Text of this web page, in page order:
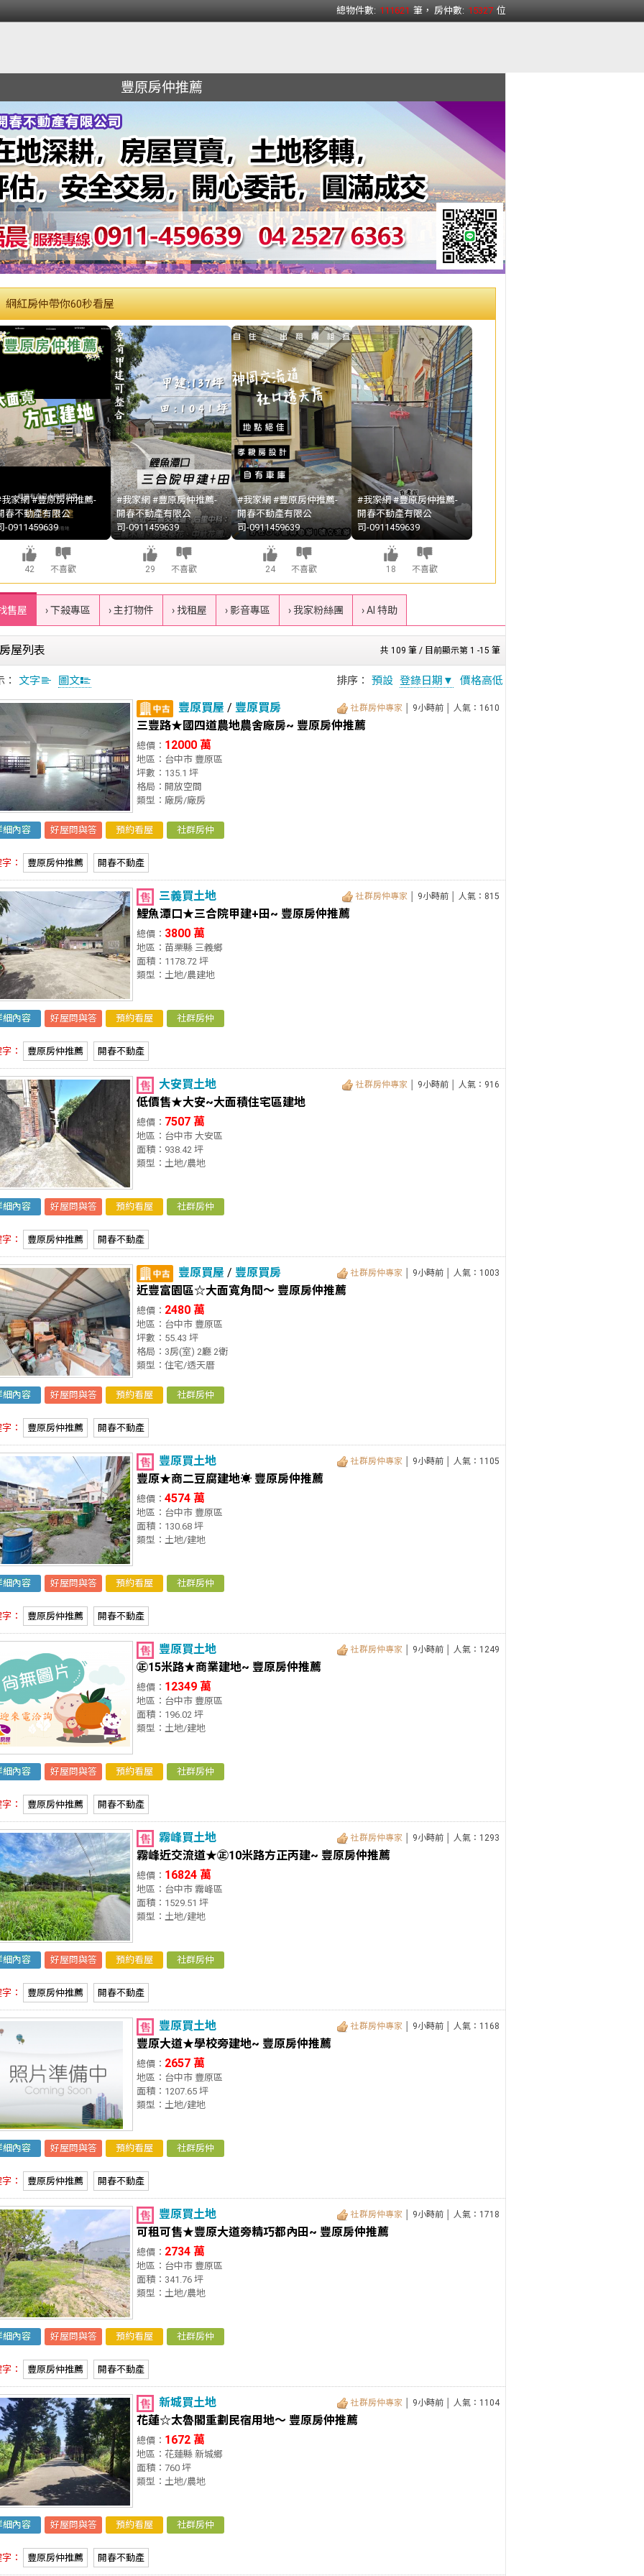
總物件數: 111621 筆， 房仲數: 15327 位
豐原房仲推薦
網紅房仲帶你60秒看屋
家網 #豐原房仲推薦-
春不動產有限公
-0911459639
42 不喜歡
#我家網 #豐原房仲推薦-
開春不動產有限公
司-0911459639
29 不喜歡
#我家網 #豐原房仲推薦-
開春不動產有限公
司-0911459639
24 不喜歡
#我家網 #豐原房仲推薦-
開春不動產有限公
司-0911459639
18 不喜歡
售屋 › 下殺專區 › 主打物件 › 找租屋 › 影音專區 › 我家粉絲團 › AI 特助
共 109 筆 / 目前顯示第 1 -15 筆
房屋列表
： 文字 圖文 排序： 預設 登錄日期▼ 價格高低
豐原買屋 / 豐原買房 社群房仲專家 │ 9小時前 │ 人氣：1610
三豐路★國四道農地農舍廠房~ 豐原房仲推薦
總價： 12000 萬
地區：台中市 豐原區
坪數：135.1 坪
格局：開放空間
類型：廠房/廠房
細內容 好屋問與答 預約看屋 社群房仲
： 豐原房仲推薦 開春不動產
三義買土地 社群房仲專家 │ 9小時前 │ 人氣：815
鯉魚潭口★三合院甲建+田~ 豐原房仲推薦
總價： 3800 萬
地區：苗栗縣 三義鄉
面積：1178.72 坪
類型：土地/農建地
細內容 好屋問與答 預約看屋 社群房仲
： 豐原房仲推薦 開春不動產
大安買土地 社群房仲專家 │ 9小時前 │ 人氣：916
低價售★大安~大面積住宅區建地
總價： 7507 萬
地區：台中市 大安區
面積：938.42 坪
類型：土地/農地
細內容 好屋問與答 預約看屋 社群房仲
： 豐原房仲推薦 開春不動產
豐原買屋 / 豐原買房 社群房仲專家 │ 9小時前 │ 人氣：1003
近豐富園區☆大面寬角間～ 豐原房仲推薦
總價： 2480 萬
地區：台中市 豐原區
坪數：55.43 坪
格局：3房(室) 2廳 2衛
類型：住宅/透天厝
細內容 好屋問與答 預約看屋 社群房仲
： 豐原房仲推薦 開春不動產
豐原買土地 社群房仲專家 │ 9小時前 │ 人氣：1105
豐原★商二豆腐建地☀ 豐原房仲推薦
總價： 4574 萬
地區：台中市 豐原區
面積：130.68 坪
類型：土地/建地
細內容 好屋問與答 預約看屋 社群房仲
： 豐原房仲推薦 開春不動產
豐原買土地 社群房仲專家 │ 9小時前 │ 人氣：1249
㊣15米路★商業建地~ 豐原房仲推薦
總價： 12349 萬
地區：台中市 豐原區
面積：196.02 坪
類型：土地/建地
細內容 好屋問與答 預約看屋 社群房仲
： 豐原房仲推薦 開春不動產
霧峰買土地 社群房仲專家 │ 9小時前 │ 人氣：1293
霧峰近交流道★㊣10米路方正丙建~ 豐原房仲推薦
總價： 16824 萬
地區：台中市 霧峰區
面積：1529.51 坪
類型：土地/建地
細內容 好屋問與答 預約看屋 社群房仲
： 豐原房仲推薦 開春不動產
豐原買土地 社群房仲專家 │ 9小時前 │ 人氣：1168
豐原大道★學校旁建地~ 豐原房仲推薦
總價： 2657 萬
地區：台中市 豐原區
面積：1207.65 坪
類型：土地/建地
細內容 好屋問與答 預約看屋 社群房仲
： 豐原房仲推薦 開春不動產
豐原買土地 社群房仲專家 │ 9小時前 │ 人氣：1718
可租可售★豐原大道旁精巧都內田~ 豐原房仲推薦
總價： 2734 萬
地區：台中市 豐原區
面積：341.76 坪
類型：土地/農地
細內容 好屋問與答 預約看屋 社群房仲
： 豐原房仲推薦 開春不動產
新城買土地 社群房仲專家 │ 9小時前 │ 人氣：1104
花蓮☆太魯閣重劃民宿用地～ 豐原房仲推薦
總價： 1672 萬
地區：花蓮縣 新城鄉
面積：760 坪
類型：土地/農地
細內容 好屋問與答 預約看屋 社群房仲
： 豐原房仲推薦 開春不動產